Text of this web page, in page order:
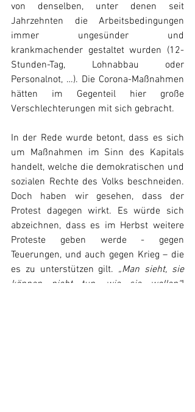
von denselben, unter denen seit
Jahrzehnten die Arbeitsbedingungen
immer ungesünder und
krankmachender gestaltet wurden (12-
Stunden-Tag, Lohnabbau oder
Personalnot, …). Die Corona-Maßnahmen
hätten im Gegenteil hier große
Verschlechterungen mit sich gebracht.
In der Rede wurde betont, dass es sich
um Maßnahmen im Sinn des Kapitals
handelt, welche die demokratischen und
sozialen Rechte des Volks beschneiden.
Doch haben wir gesehen, dass der
Protest dagegen wirkt. Es würde sich
abzeichnen, dass es im Herbst weitere
Proteste geben werde - gegen
Teuerungen, und auch gegen Krieg – die
es zu unterstützen gilt. „Man sieht, sie
können nicht tun, wie sie wollen“!